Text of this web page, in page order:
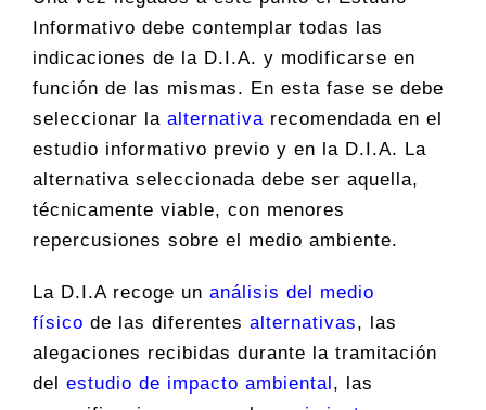
Informativo debe contemplar todas las
indicaciones de la D.I.A. y modificarse en
función de las mismas. En esta fase se debe
seleccionar la alternativarecomendada en el
estudio informativo previo y en la D.I.A. La
alternativa seleccionada debe ser aquella,
técnicamente viable, con menores
repercusiones sobre el medio ambiente.
La D.I.A recoge un análisis del medio
físico de las diferentes alternativas, las
alegaciones recibidas durante la tramitación
del estudio de impacto ambiental , las